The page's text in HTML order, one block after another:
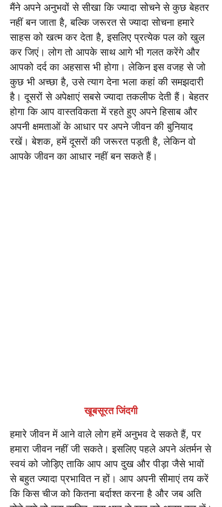
मैंने अपने अनुभवों से सीखा कि ज्यादा सोचने से कुछ बेहतर
नहीं बन जाता है, बल्कि जरूरत से ज्यादा सोचना हमारे
साहस को खत्म कर देता है, इसलिए प्रत्येक पल को खुल
कर जिएं। लोग तो आपके साथ आगे भी गलत करेंगे और
आपको दर्द का अहसास भी होगा। लेकिन इस वजह से जो
कुछ भी अच्छा है, उसे त्याग देना भला कहां की समझदारी
है। दूसरों से अपेक्षाएं सबसे ज्यादा तकलीफ देती हैं। बेहतर
होगा कि आप वास्तविकता में रहते हुए अपने हिसाब और
अपनी क्षमताओं के आधार पर अपने जीवन की बुनियाद
रखें। बेशक, हमें दूसरों की जरूरत पड़ती है, लेकिन वो
आपके जीवन का आधार नहीं बन सकते हैं।
खूबसूरत जिंदगी
हमारे जीवन में आने वाले लोग हमें अनुभव दे सकते हैं, पर
हमारा जीवन नहीं जी सकते। इसलिए पहले अपने अंतर्मन से
स्वयं को जोड़िए ताकि आप आप दुख और पीड़ा जैसे भावों
से बहुत ज्यादा प्रभावित न हों। आप अपनी सीमाएं तय करें
कि किस चीज को कितना बर्दाश्त करना है और जब अति